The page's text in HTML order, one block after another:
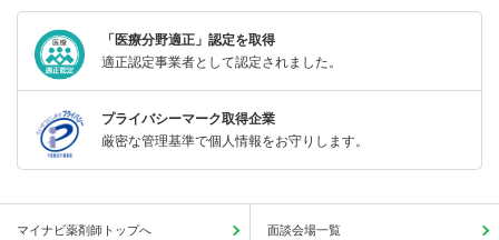
「医療分野適正」認定を取得
適正認定事業者として認定されました。
プライバシーマーク取得企業
厳密な管理基準で個人情報をお守りします。
マイナビ薬剤師トップへ 面談会場一覧